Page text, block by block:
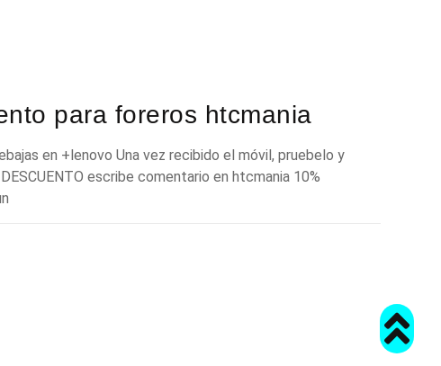
para foreros htcmania
en +lenovo Una vez recibido el móvil, pruebelo y
escribe comentario en htcmania 10%